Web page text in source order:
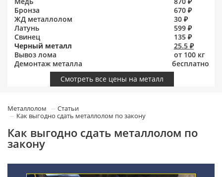
Бронза
670 ₽
ЖД металлолом
30 ₽
Латунь
599 ₽
Свинец
135 ₽
Черный металл
25.5 ₽
Вывоз лома
от 100 кг
Демонтаж металла
бесплатно
Смотреть все цены на металл
Металлолом
Статьи
Как выгодно сдать металлолом по закону
Как выгодно сдать металлолом по
закону